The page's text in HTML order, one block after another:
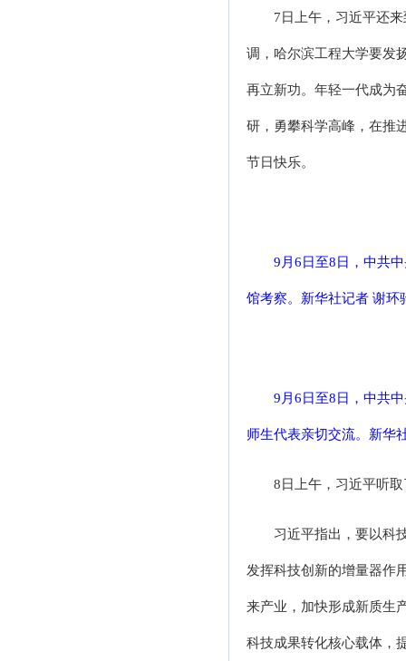
7日上午，习近平还
调，哈尔滨工程大学要发
再立新功。年轻一代成为
研，勇攀科学高峰，在推
节日快乐。
9月6日至8日，中共
馆考察。新华社记者 谢环
9月6日至8日，中共
师生代表亲切交流。新华
8日上午，习近平听
习近平指出，要以科
发挥科技创新的增量器作
来产业，加快形成新质生
科技成果转化核心载体，